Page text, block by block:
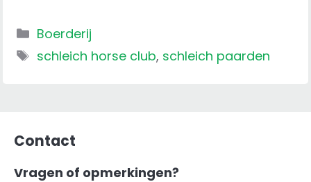
Categorieën
Boerderij
Tags
schleich horse club, schleich paarden
Contact
Vragen of opmerkingen?